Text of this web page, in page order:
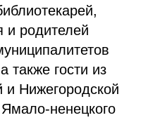
и родителей
также гости из
Нижегородской
ненецкого